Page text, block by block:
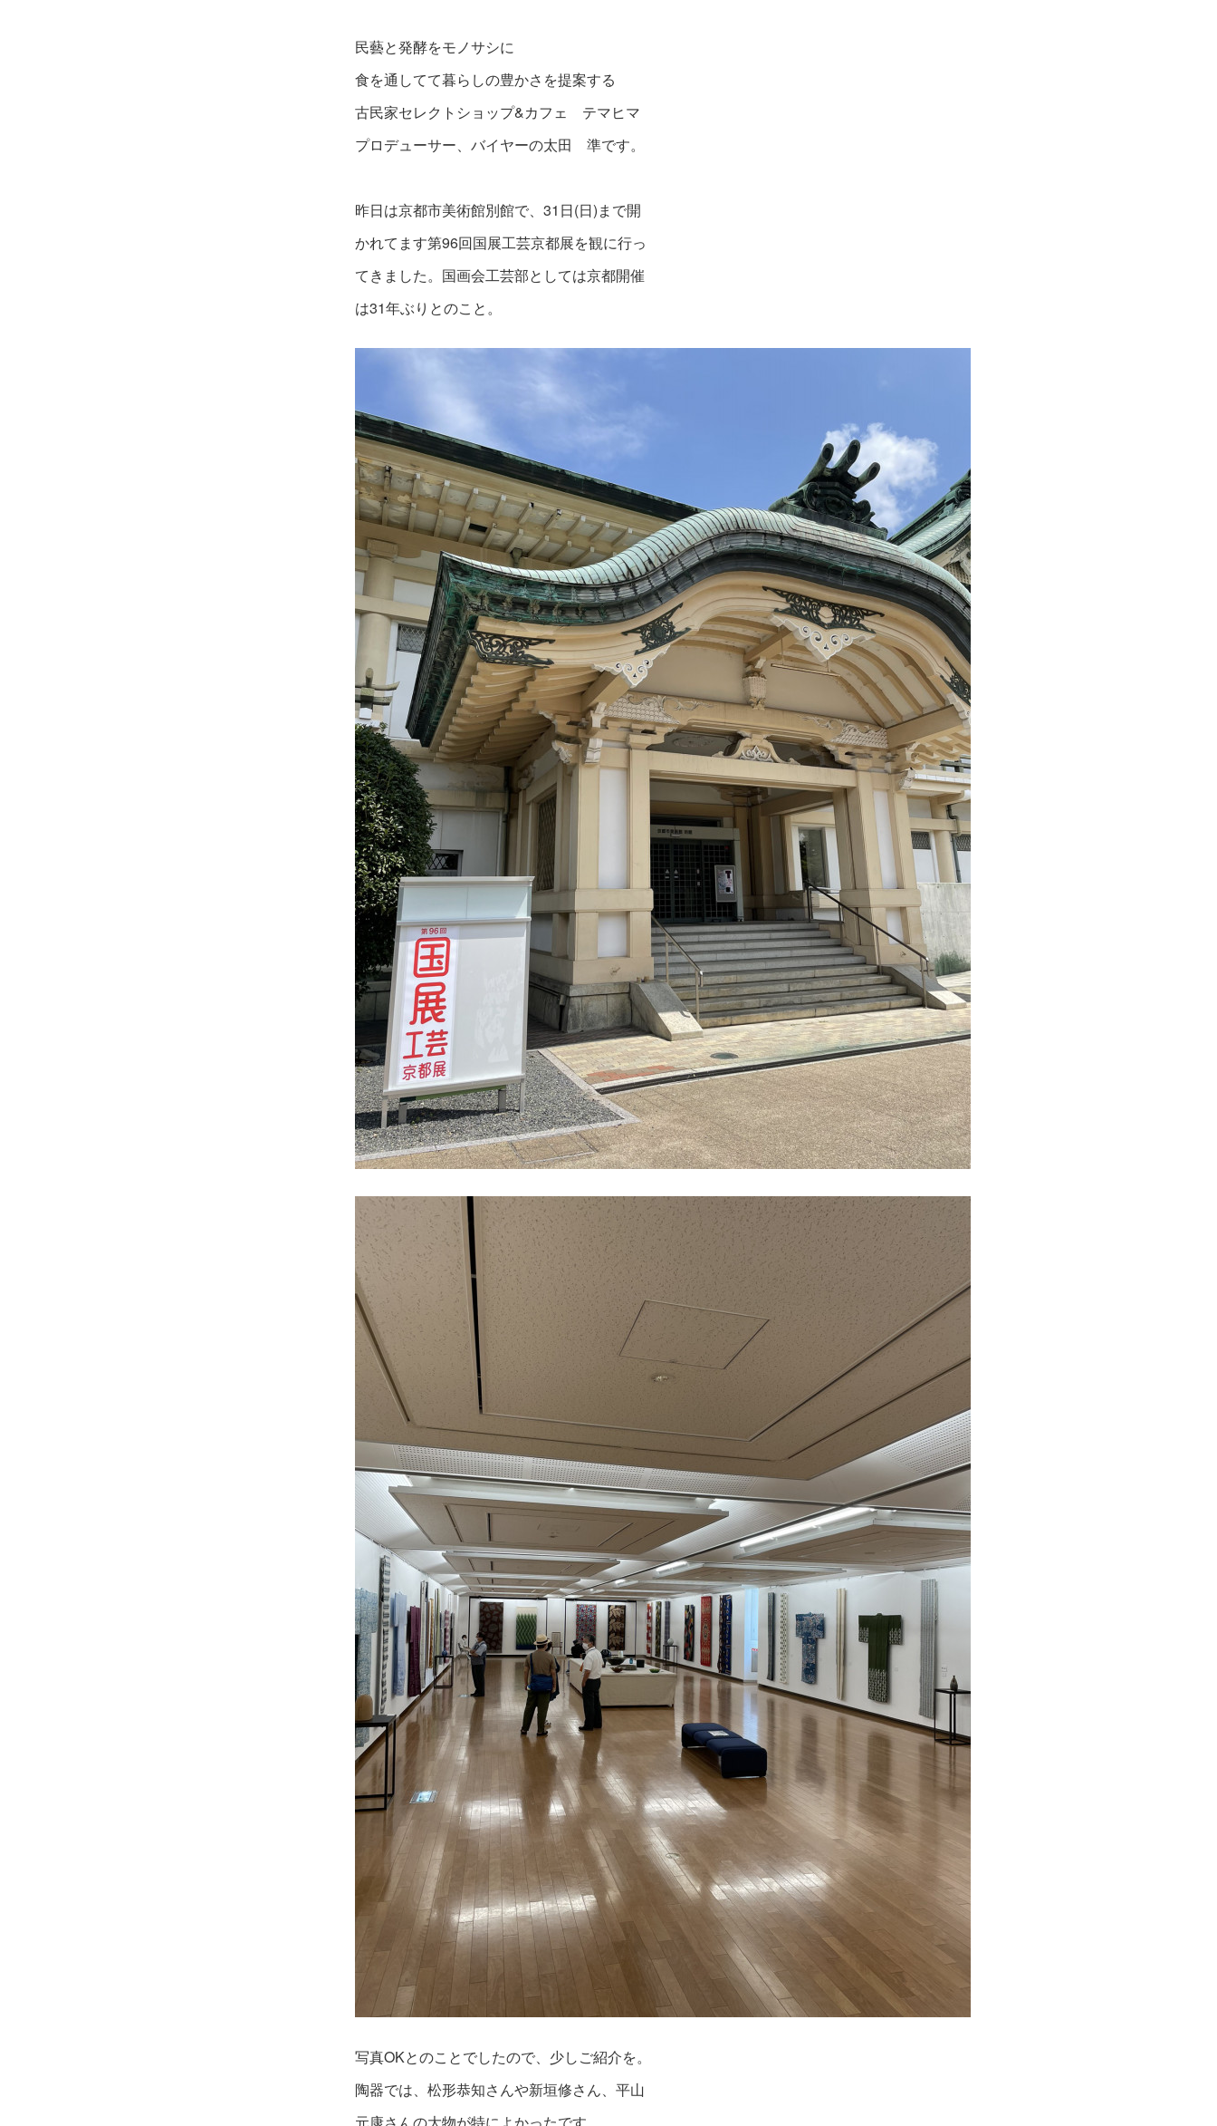
民藝と発酵をモノサシに
食を通してて暮らしの豊かさを提案する
古民家セレクトショップ&カフェ テマヒマ
プロデューサー、バイヤーの太田 準です。
昨日は京都市美術館別館で、31日(日)まで開
かれてます第96回国展工芸京都展を観に行っ
てきました。国画会工芸部としては京都開催
は31年ぶりとのこと。
写真OKとのことでしたので、少しご紹介を。
陶器では、松形恭知さんや新垣修さん、平山